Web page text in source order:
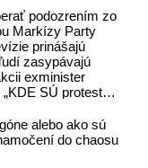
podozrením zo
Markízy Party
prinášajú
zasypávajú
exminister
SÚ protesty,
alebo ako sú
do chaosu